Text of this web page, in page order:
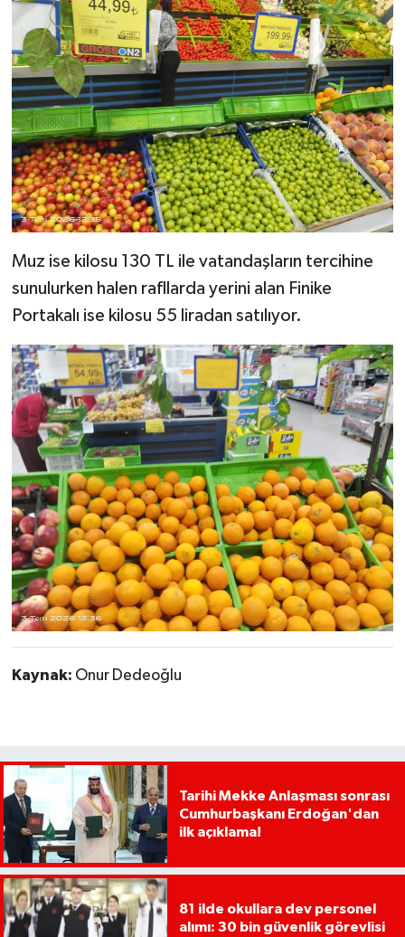
Muz ise kilosu 130 TL ile vatandaşların tercihine
sunulurken halen rafllarda yerini alan Finike
Portakalı ise kilosu 55 liradan satılıyor.
Kaynak: Onur Dedeoğlu
Tarihi Mekke Anlaşması sonrası
Cumhurbaşkanı Erdoğan'dan
ilk açıklama!
81 ilde okullara dev personel
alımı: 30 bin güvenlik görevlisi